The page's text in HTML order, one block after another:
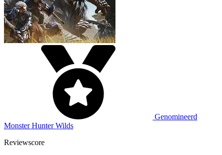
Genomineerd
Monster Hunter Wilds
Reviewscore